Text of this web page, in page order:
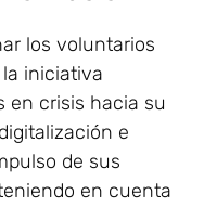
los voluntarios
iniciativa
en crisis hacia su
e
de sus
en cuenta